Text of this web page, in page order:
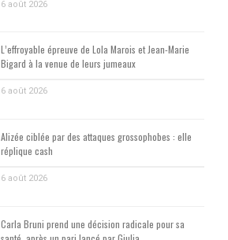
6 août 2026
L’effroyable épreuve de Lola Marois et Jean-Marie
Bigard à la venue de leurs jumeaux
6 août 2026
Alizée ciblée par des attaques grossophobes : elle
réplique cash
6 août 2026
Carla Bruni prend une décision radicale pour sa